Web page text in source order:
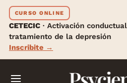
CURSO ONLINE
CETECIC · Activación
tratamiento de la depresión
Inscribite →